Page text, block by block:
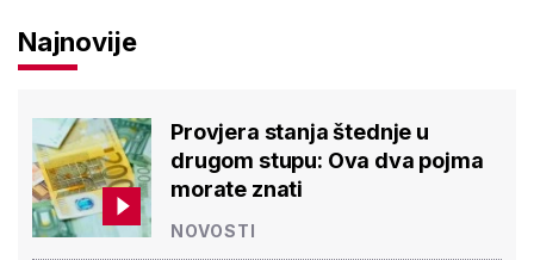
Najnovije
Provjera stanja štednje u
drugom stupu: Ova dva pojma
morate znati
NOVOSTI